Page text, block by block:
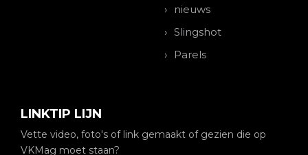
nieuws
Slingshot
Parels
LINKTIP LIJN
Vette video, foto's of link gemaakt of gezien die op
VKMag moet staan?